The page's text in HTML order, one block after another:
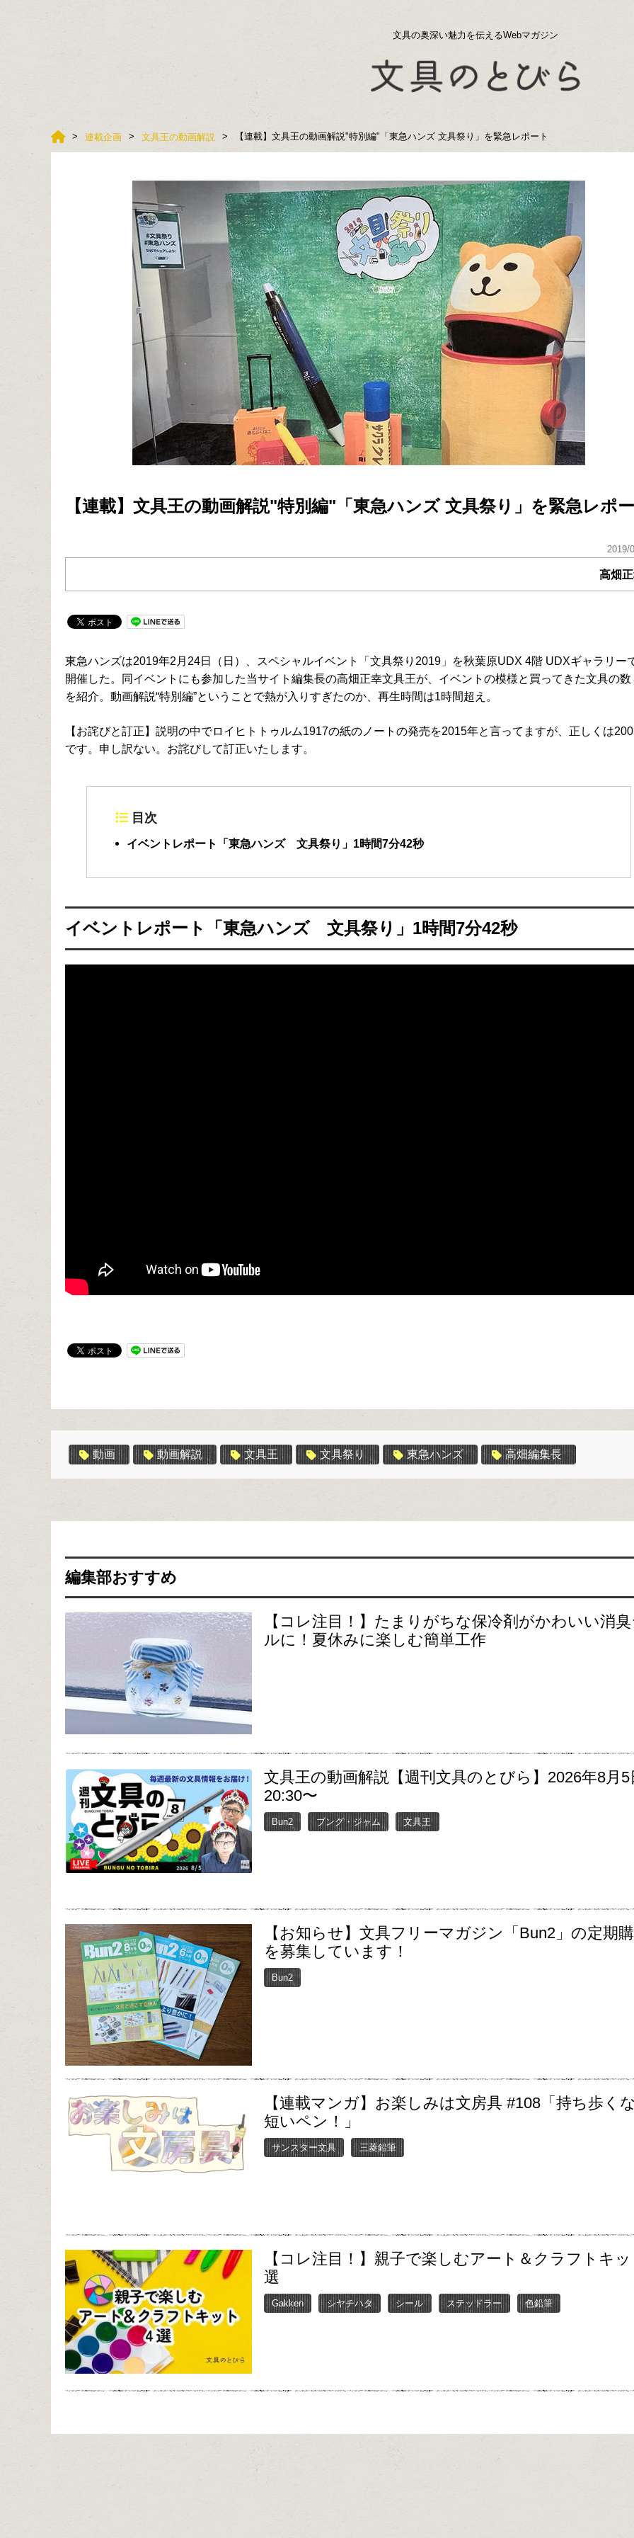
文具の奥深い魅力を伝えるWebマガジン
連載企画 文具王の動画解説 【連載】文具王の動画解説"特別編"「東急ハンズ 文具祭り」を緊急レポート
【連載】文具王の動画解説"特別編"「東急ハンズ 文具祭り」を緊急レポ
2019/
高畑
東急ハンズは2019年2月24日（日）、スペシャルイベント「文具祭り2019」を秋葉原UDX 4階 UDXギャラリー
開催した。同イベントにも参加した当サイト編集長の高畑正幸文具王が、イベントの模様と買ってきた文具の数
を紹介。動画解説“特別編”ということで熱が入りすぎたのか、再生時間は1時間超え。
【お詫びと訂正】説明の中でロイヒトトゥルム1917の紙のノートの発売を2015年と言ってますが、正しくは
です。申し訳ない。お詫びして訂正いたします。
目次
イベントレポート「東急ハンズ 文具祭り」1時間7分42秒
イベントレポート「東急ハンズ 文具祭り」1時間7分42秒
動画 動画解説 文具王 文具祭り 東急ハンズ 高畑編集長
編集部おすすめ
【コレ注目！】たまりがちな保冷剤がかわいい消
ルに！夏休みに楽しむ簡単工作
文具王の動画解説【週刊文具のとびら】2026年8月5
20:30〜
Bun2 ブング・ジャム 文具王
【お知らせ】文具フリーマガジン「Bun2」の定期
を募集しています！
Bun2
【連載マンガ】お楽しみは文房具 #108「持ち歩く
短いペン！」
サンスター文具 三菱鉛筆
【コレ注目！】親子で楽しむアート＆クラフトキ
選
Gakken シヤチハタ シール ステッドラー 色鉛筆